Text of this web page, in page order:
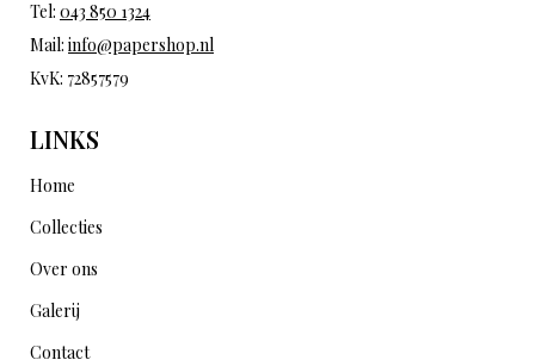
Tel: 043 850 1324
Mail: info@papershop.nl
KvK: 72857579
LINKS
Home
Collecties
Over ons
Galerij
Contact